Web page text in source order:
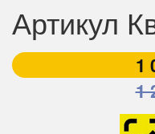
Артикул
1
1